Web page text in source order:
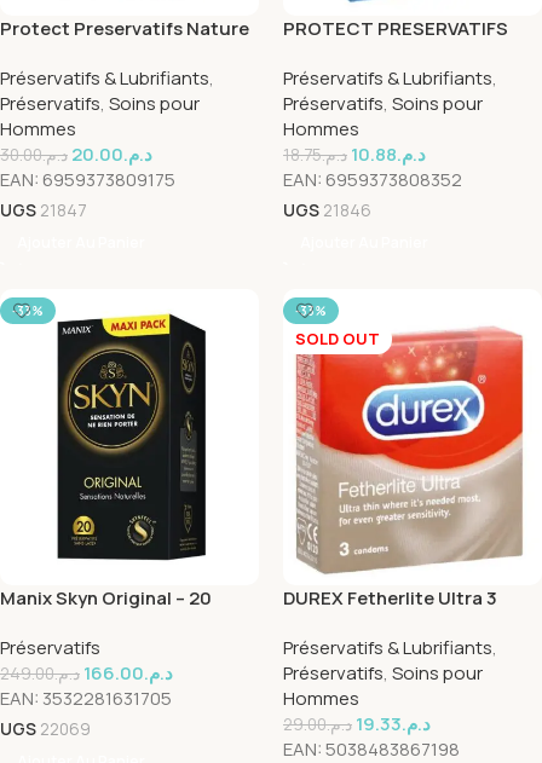
Protect Preservatifs Nature
Préservatifs & Lubrifiants,
Préservatifs, Soins pour
Hommes
د.م.30.00 د.م.20.00
EAN: 6959373809175
UGS 21847
PROTECT PRESERVATIFS
Préservatifs & Lubrifiants,
Préservatifs, Soins pour
Hommes
د.م.18.75 د.م.10.88
EAN: 6959373808352
UGS 21846
-33%
Manix Skyn Original – 20
Préservatifs
د.م.249.00 د.م.166.00
EAN: 3532281631705
UGS 22069
-33%
SOLD OUT
DUREX Fetherlite Ultra 3
Préservatifs & Lubrifiants,
Préservatifs, Soins pour
Hommes
د.م.29.00 د.م.19.33
EAN:5038483867198